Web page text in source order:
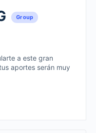
Group
a este gran
aportes serán muy